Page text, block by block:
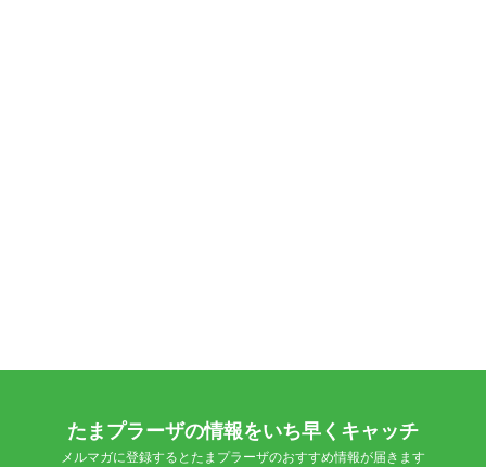
たまプラーザの情報をいち早くキャッチ
メルマガに登録するとたまプラーザのおすすめ情報が届きます